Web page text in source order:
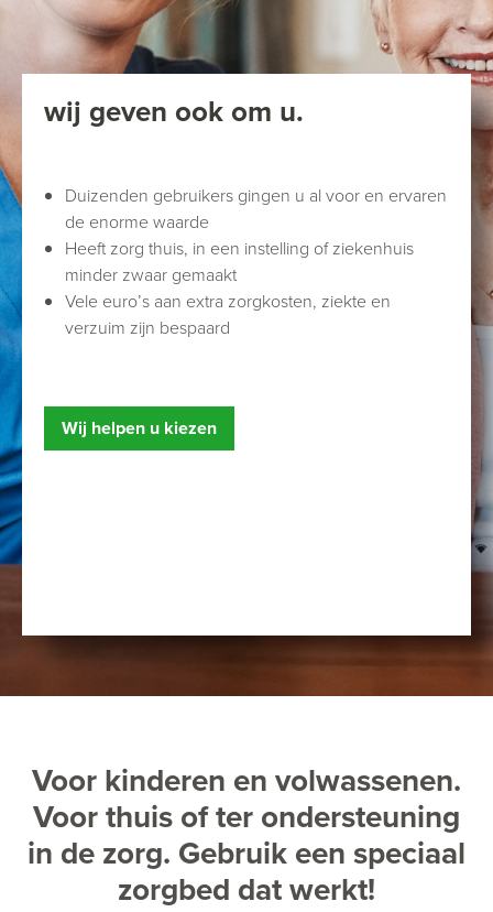
wij geven ook om u.
Duizenden gebruikers gingen u al voor en ervaren
de enorme waarde
Heeft zorg thuis, in een instelling of ziekenhuis
minder zwaar gemaakt
Vele euro’s aan extra zorgkosten, ziekte en
verzuim zijn bespaard
Wij helpen u kiezen
Voor kinderen en volwassenen.
Voor thuis of ter ondersteuning
in de zorg. Gebruik een speciaal
zorgbed dat werkt!